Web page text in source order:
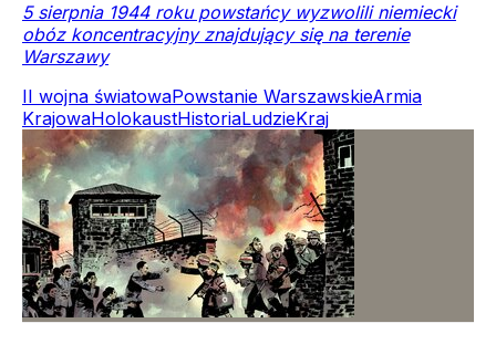
5 sierpnia 1944 roku powstańcy wyzwolili niemiecki
obóz koncentracyjny znajdujący się na terenie
Warszawy
II wojna światowaPowstanie WarszawskieArmia
KrajowaHolokaustHistoriaLudzieKraj